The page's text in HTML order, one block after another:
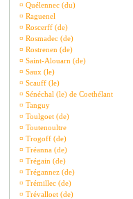
¤ Quélennec (du)
¤ Raguenel
¤ Roscerff (de)
¤ Rosmadec (de)
¤ Rostrenen (de)
¤ Saint-Alouarn (de)
¤ Saux (le)
¤ Scauff (le)
¤ Sénéchal (le) de Coethélant
¤ Tanguy
¤ Toulgoet (de)
¤ Toutenoultre
¤ Trogoff (de)
¤ Tréanna (de)
¤ Trégain (de)
¤ Trégannez (de)
¤ Trémillec (de)
¤ Trévalloet (de)